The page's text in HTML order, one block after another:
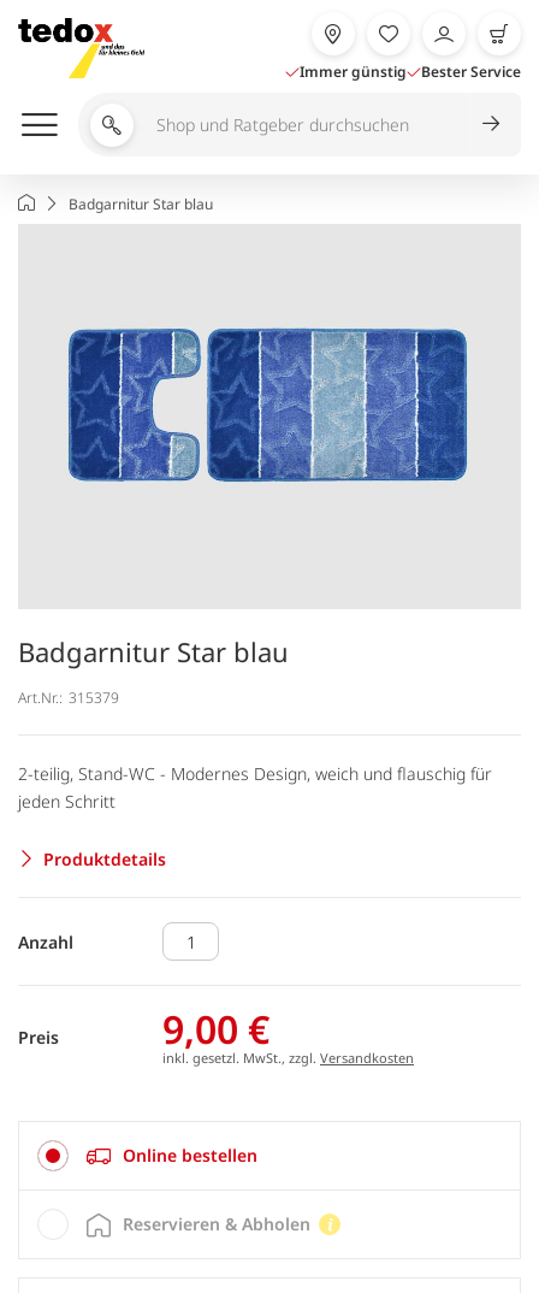
Inhalt
springen
Immer günstig Bester Service
Shop
durchsuchen
StartseiteBadgarnitur Star blau
Badgarnitur Star blau
Art.Nr.: 315379
2-teilig, Stand-WC - Modernes Design, weich und flauschig für
jeden Schritt
Produktdetails
Anzahl
Preis 9,00 €
inkl. gesetzl. MwSt., zzgl. Versandkosten
Online bestellen
Reservieren & Abholen